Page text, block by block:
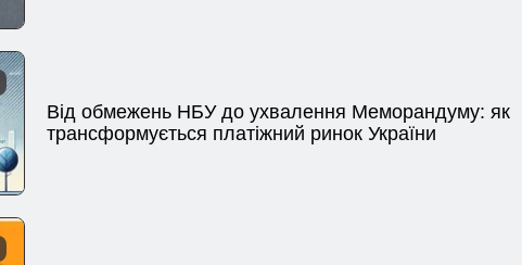
Від обмежень НБУ до ухвалення Меморандуму: як
трансформується платіжний ринок України